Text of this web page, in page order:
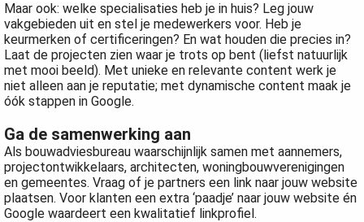
Maar ook: welke specialisaties heb je in huis? Leg jouw
vakgebieden uit en stel je medewerkers voor. Heb je
keurmerken of certificeringen? En wat houden die precies in?
Laat de projecten zien waar je trots op bent (liefst natuurlijk
met mooi beeld). Met unieke en relevante content werk je
niet alleen aan je reputatie; met dynamische content maak je
óók stappen in Google.
Ga de samenwerking aan
Als bouwadviesbureau waarschijnlijk samen met aannemers,
projectontwikkelaars, architecten, woningbouwverenigingen
en gemeentes. Vraag of je partners een link naar jouw website
plaatsen. Voor klanten een extra ‘paadje’ naar jouw website én
Google waardeert een kwalitatief linkprofiel.